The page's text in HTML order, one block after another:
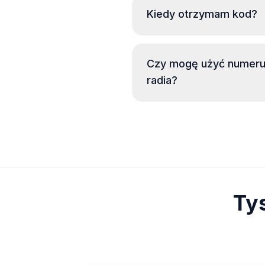
Kiedy otrzymam kod?
Czy mogę użyć
radia?